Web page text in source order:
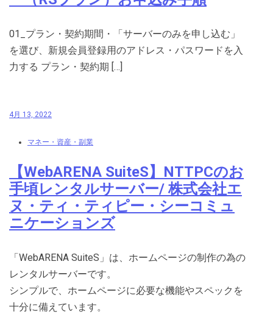
01_プラン・契約期間・「サーバーのみを申し込む」
を選び、新規会員登録用のアドレス・パスワードを入
力する プラン・契約期 […]
4月 13, 2022
マネー・資産・副業
【WebARENA SuiteS】NTTPCのお
手頃レンタルサーバー/ 株式会社エ
ヌ・ティ・ティピー・シーコミュ
ニケーションズ
「WebARENA SuiteS」は、ホームページの制作の為の
レンタルサーバーです。
シンプルで、ホームページに必要な機能やスペックを
十分に備えています。